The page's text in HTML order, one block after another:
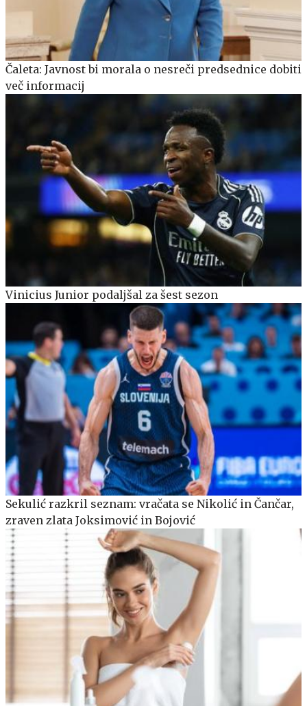
Čaleta: Javnost bi morala o nesreči predsednice dobiti
več informacij
Vinicius Junior podaljšal za šest sezon
Sekulić razkril seznam: vračata se Nikolić in Čančar,
zraven zlata Joksimović in Bojović